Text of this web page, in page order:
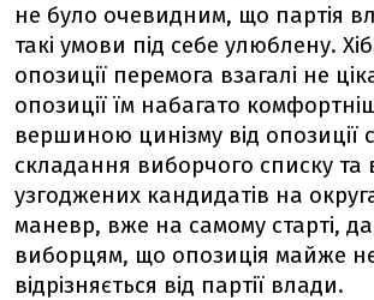
не було очевидним, що партія
такі умови під себе улюблену.
опозиції перемога взагалі не
опозиції їм набагато
вершиною цинізму від опозиції
складання виборчого списку та
узгоджених кандидатів на
маневр, вже на самому старті,
виборцям, що опозиція майже
відрізняється від партії влади.